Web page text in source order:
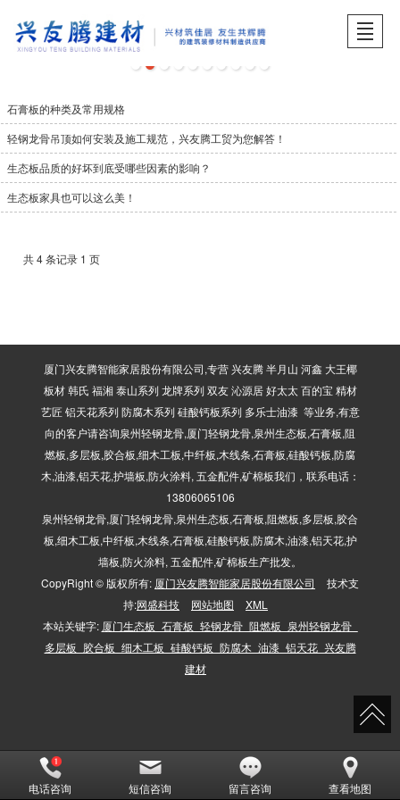
石膏板的种类及常用规格
轻钢龙骨吊顶如何安装及施工规范，兴友腾工贸为您解答！
生态板品质的好坏到底受哪些因素的影响？
生态板家具也可以这么美！
共 4 条记录 1 页
厦门兴友腾智能家居股份有限公司,专营 兴友腾 半月山 河鑫 大王椰
板材 韩氏 福湘 泰山系列 龙牌系列 双友 沁源居 好太太 百的宝 精材
艺匠 铝天花系列 防腐木系列 硅酸钙板系列 多乐士油漆 等业务,有意
向的客户请咨询泉州轻钢龙骨,厦门轻钢龙骨,泉州生态板,石膏板,阻
燃板,多层板,胶合板,细木工板,中纤板,木线条,石膏板,硅酸钙板,防腐
木,油漆,铝天花,护墙板,防火涂料, 五金配件,矿棉板我们，联系电话：
13806065106
泉州轻钢龙骨,厦门轻钢龙骨,泉州生态板,石膏板,阻燃板,多层板,胶合
板,细木工板,中纤板,木线条,石膏板,硅酸钙板,防腐木,油漆,铝天花,护
墙板,防火涂料, 五金配件,矿棉板生产批发。
CopyRight © 版权所有: 厦门兴友腾智能家居股份有限公司
技术支
持:网盛科技 网站地图
XML
本站关键字: 厦门生态板_石膏板_轻钢龙骨_阻燃板_泉州轻钢龙骨_
多层板_胶合板_细木工板_硅酸钙板_防腐木_油漆_铝天花_兴友腾
建材
电话咨询 短信咨询 留言咨询 查看地图